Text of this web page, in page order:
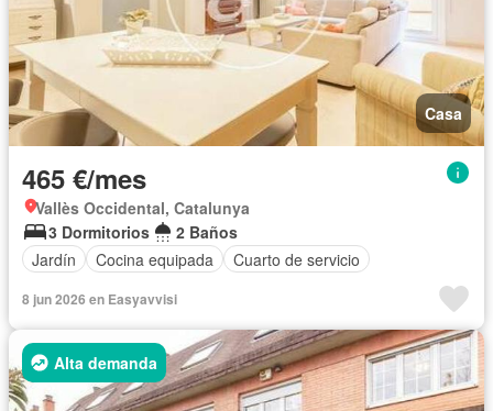
Casa
465 €/mes
Vallès Occidental, Catalunya
3 Dormitorios
2 Baños
Jardín
Cocina equipada Cuarto de servicio
8 jun 2026 en Easyavvisi
Alta demanda